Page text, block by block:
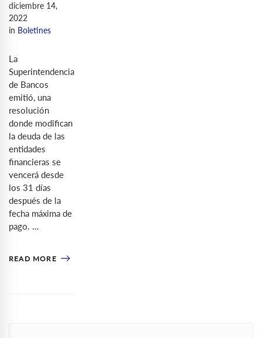
diciembre 14,
2022
in Boletines
La
Superintendencia
de Bancos
emitió, una
resolución
donde modifican
la deuda de las
entidades
financieras se
vencerá desde
los 31 días
después de la
fecha máxima de
pago. …
READ MORE